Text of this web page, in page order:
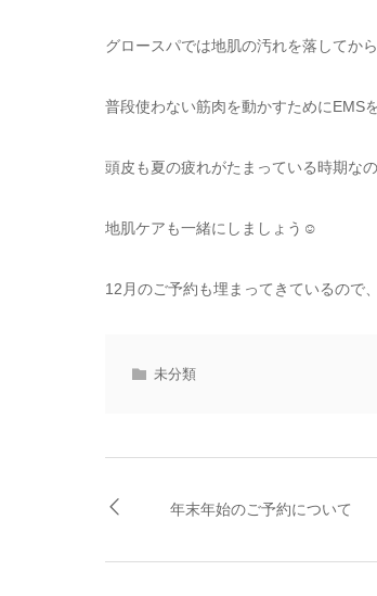
グロースパでは地肌の汚れを落してか
普段使わない筋肉を動かすためにEMS
頭皮も夏の疲れがたまっている時期な
地肌ケアも一緒にしましょう☺
12月のご予約も埋まってきているので
未分類
年末年始のご予約について